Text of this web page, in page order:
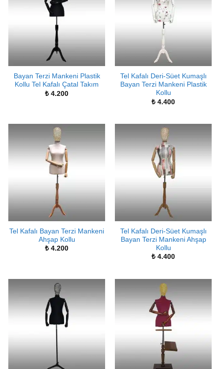
Bayan Terzi Mankeni Plastik
Kollu Tel Kafalı Çatal Takım
₺ 4.200
Tel Kafalı Deri-Süet Kumaşlı
Bayan Terzi Mankeni Plastik
Kollu
₺ 4.400
Tel Kafalı Bayan Terzi Mankeni
Ahşap Kollu
₺ 4.200
Tel Kafalı Deri-Süet Kumaşlı
Bayan Terzi Mankeni Ahşap
Kollu
₺ 4.400